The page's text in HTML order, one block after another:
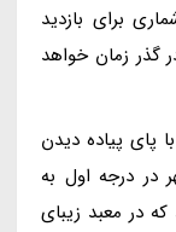
برای بازدید
گذر زمان خواهد
پای پیاده دیدن
در درجه اول به
در معبد زیبای